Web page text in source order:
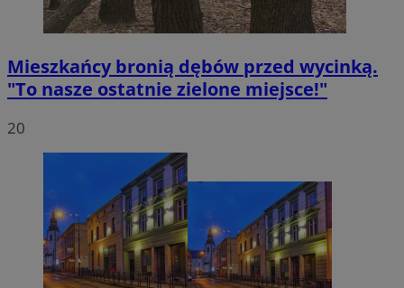
Mieszkańcy bronią dębów przed wycinką.
"To nasze ostatnie zielone miejsce!"
20